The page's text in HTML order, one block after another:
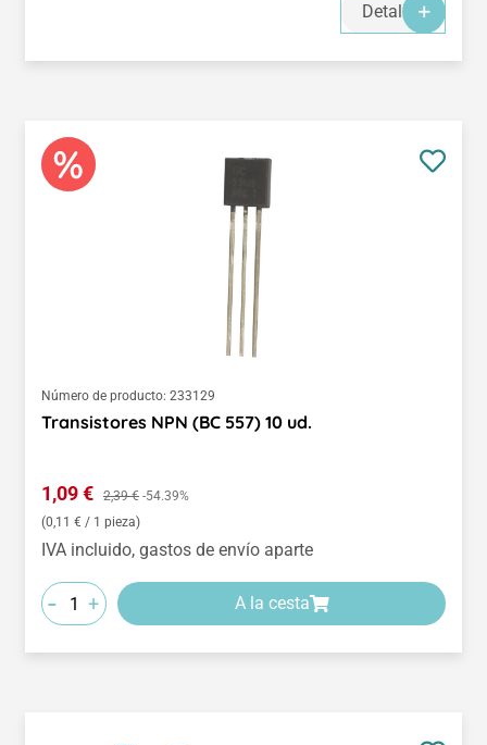
Detalles
Número de producto: 233129
Transistores NPN (BC 557) 10 ud.
Precio de venta:
1,09 € Precio normal:
2,39 € -54.39%
(0,11 € / 1 pieza)
IVA incluido, gastos de envío aparte
- + A la cesta